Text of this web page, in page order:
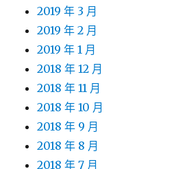
2019 年 3 月
2019 年 2 月
2019 年 1 月
2018 年 12 月
2018 年 11 月
2018 年 10 月
2018 年 9 月
2018 年 8 月
2018 年 7 月